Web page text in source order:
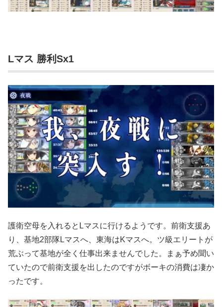
Lマス 勝利Sx1
護衛空母を入れるとLマスに行けるようです。前衛支援あ
り、基地2部隊Lマスへ、東海はKマスへ。ツ級エリートが
荒ぶって基地が全く仕事出来ませんでした。まぁ予め聞い
ていたので前衛支援を出したのですがボーキの消費は凄か
ったです。